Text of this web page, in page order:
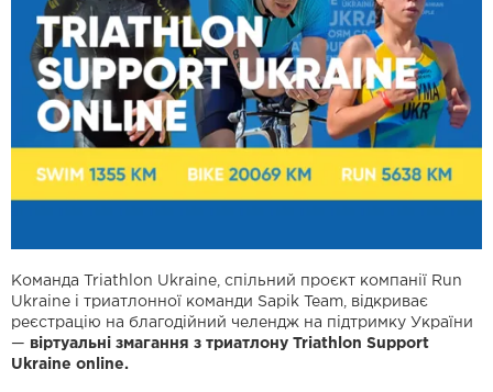
Команда Triathlon Ukraine, спільний проєкт компанії Run
Ukraine і триатлонної команди Sapik Team, відкриває
реєстрацію на благодійний челендж на підтримку України
—
віртуальні змагання з триатлону Triathlon Support
Ukraine online.